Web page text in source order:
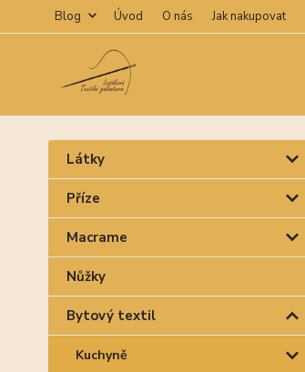
Blog Úvod O nás Jak nakupovat
Látky
Příze
Macrame
Nůžky
Bytový textil
Kuchyně